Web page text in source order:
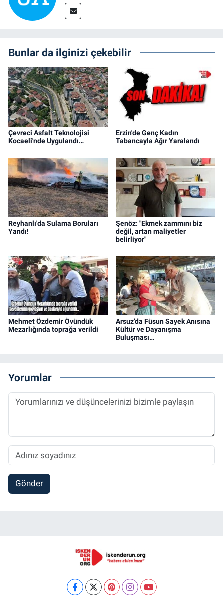
Bunlar da ilginizi çekebilir
Çevreci Asfalt Teknolojisi
Kocaeli'nde Uygulandı…
Erzin'de Genç Kadın
Tabancayla Ağır Yaralandı
Reyhanlı'da Sulama Boruları
Yandı!
Şenöz: "Ekmek zammını biz
değil, artan maliyetler
belirliyor"
Mehmet Özdemir Övündük
Mezarlığında toprağa verildi
Arsuz’da Füsun Sayek Anısına
Kültür ve Dayanışma
Buluşması…
Yorumlar
Gönder